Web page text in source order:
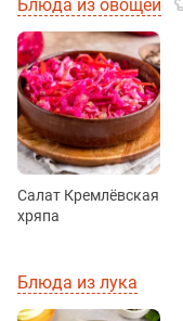
Блюда из овощей
Салат Кремлёвская
хряпа
Блюда из лука